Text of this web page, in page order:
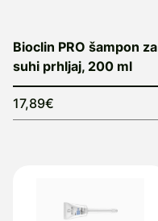
Bioclin PRO šampon za
suhi prhljaj, 200 ml
17,89€